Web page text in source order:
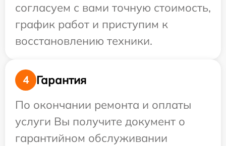
согласуем с вами точную стоимость,
график работ и приступим к
восстановлению техники.
4
Гарантия
По окончании ремонта и оплаты
услуги Вы получите документ о
гарантийном обслуживании